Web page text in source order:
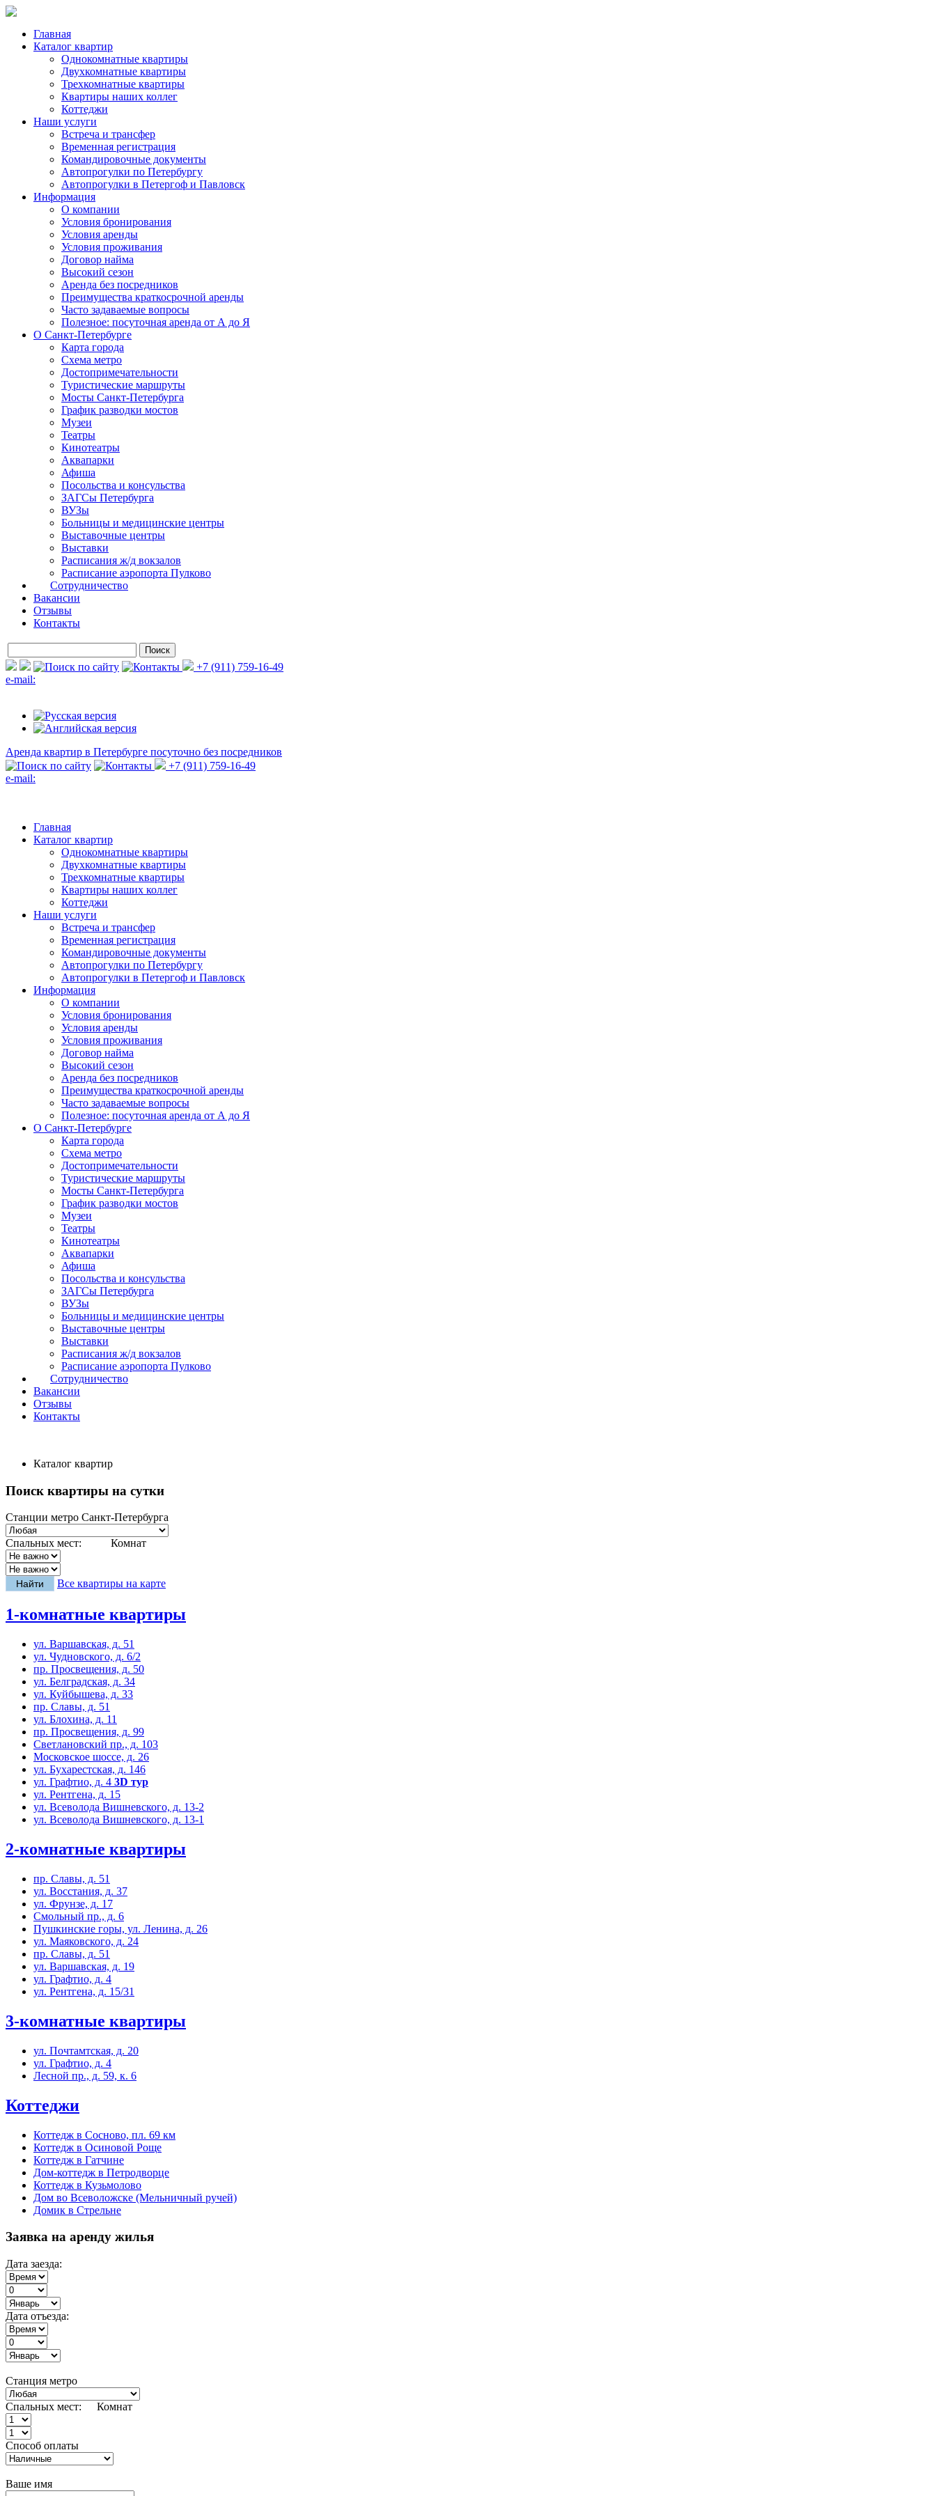
Главная
Каталог квартир
Однокомнатные квартиры
Двухкомнатные квартиры
Трехкомнатные квартиры
Квартиры наших коллег
Коттеджи
Наши услуги
Встреча и трансфер
Временная регистрация
Командировочные документы
Автопрогулки по Петербургу
Автопрогулки в Петергоф и Павловск
Информация
О компании
Условия бронирования
Условия аренды
Условия проживания
Договор найма
Высокий сезон
Аренда без посредников
Преимущества краткосрочной аренды
Часто задаваемые вопросы
Полезное: посуточная аренда от А до Я
О Санкт-Петербурге
Карта города
Схема метро
Достопримечательности
Туристические маршруты
Мосты Санкт-Петербурга
График разводки мостов
Музеи
Театры
Кинотеатры
Аквапарки
Афиша
Посольства и консульства
ЗАГСы Петербурга
ВУЗы
Больницы и медицинские центры
Выставочные центры
Выставки
Расписания ж/д вокзалов
Расписание аэропорта Пулково
Сотрудничество
Вакансии
Отзывы
Контакты
+7 (911) 759-16-49
e-mail:
Аренда квартир в Петербурге посуточно без посредников
+7 (911) 759-16-49
e-mail:
Главная
Каталог квартир
Однокомнатные квартиры
Двухкомнатные квартиры
Трехкомнатные квартиры
Квартиры наших коллег
Коттеджи
Наши услуги
Встреча и трансфер
Временная регистрация
Командировочные документы
Автопрогулки по Петербургу
Автопрогулки в Петергоф и Павловск
Информация
О компании
Условия бронирования
Условия аренды
Условия проживания
Договор найма
Высокий сезон
Аренда без посредников
Преимущества краткосрочной аренды
Часто задаваемые вопросы
Полезное: посуточная аренда от А до Я
О Санкт-Петербурге
Карта города
Схема метро
Достопримечательности
Туристические маршруты
Мосты Санкт-Петербурга
График разводки мостов
Музеи
Театры
Кинотеатры
Аквапарки
Афиша
Посольства и консульства
ЗАГСы Петербурга
ВУЗы
Больницы и медицинские центры
Выставочные центры
Выставки
Расписания ж/д вокзалов
Расписание аэропорта Пулково
Сотрудничество
Вакансии
Отзывы
Контакты
Каталог квартир
Поиск квартиры на сутки
Станции метро Санкт-Петербурга
Спальных мест: Комнат
Все квартиры на карте
1-комнатные квартиры
ул. Варшавская, д. 51
ул. Чудновского, д. 6/2
пр. Просвещения, д. 50
ул. Белградская, д. 34
ул. Куйбышева, д. 33
пр. Славы, д. 51
ул. Блохина, д. 11
пр. Просвещения, д. 99
Светлановский пр., д. 103
Московское шоссе, д. 26
ул. Бухарестская, д. 146
ул. Графтио, д. 4 3D тур
ул. Рентгена, д. 15
ул. Всеволода Вишневского, д. 13-2
ул. Всеволода Вишневского, д. 13-1
2-комнатные квартиры
пр. Славы, д. 51
ул. Восстания, д. 37
ул. Фрунзе, д. 17
Смольный пр., д. 6
Пушкинские горы, ул. Ленина, д. 26
ул. Маяковского, д. 24
пр. Славы, д. 51
ул. Варшавская, д. 19
ул. Графтио, д. 4
ул. Рентгена, д. 15/31
3-комнатные квартиры
ул. Почтамтская, д. 20
ул. Графтио, д. 4
Лесной пр., д. 59, к. 6
Коттеджи
Коттедж в Сосново, пл. 69 км
Коттедж в Осиновой Роще
Коттедж в Гатчине
Дом-коттедж в Петродворце
Коттедж в Кузьмолово
Дом во Всеволожске (Мельничный ручей)
Домик в Стрельне
Заявка на аренду жилья
Дата заезда:
Дата отъезда:
Станция метро
Спальных мест: Комнат
Способ оплаты
Ваше имя